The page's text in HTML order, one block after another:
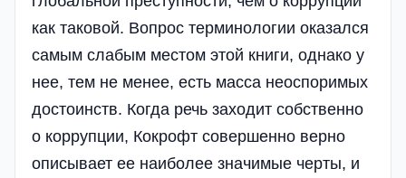
как таковой. Вопрос терминологии оказался
самым слабым местом этой книги, однако у
нее, тем не менее, есть масса неоспоримых
достоинств. Когда речь заходит собственно
о коррупции, Кокрофт совершенно верно
описывает ее наиболее значимые черты, и